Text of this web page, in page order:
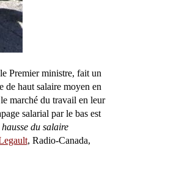
Premier ministre, fait un
de haut salaire moyen en
marché du travail en leur
salarial par le bas est
du salaire
, Radio-Canada,